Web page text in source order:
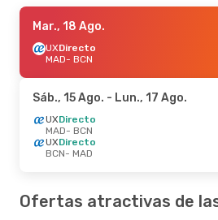
Mar., 18 Ago.
UXDirecto
MAD- BCN
Sáb., 15 Ago. - Lun., 17 Ago.
UXDirecto
MAD- BCN
UXDirecto
BCN- MAD
Ofertas atractivas de